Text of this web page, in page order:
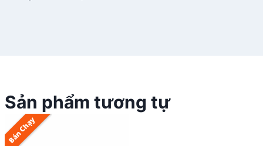
Sản phẩm tương tự
Bán Chạy